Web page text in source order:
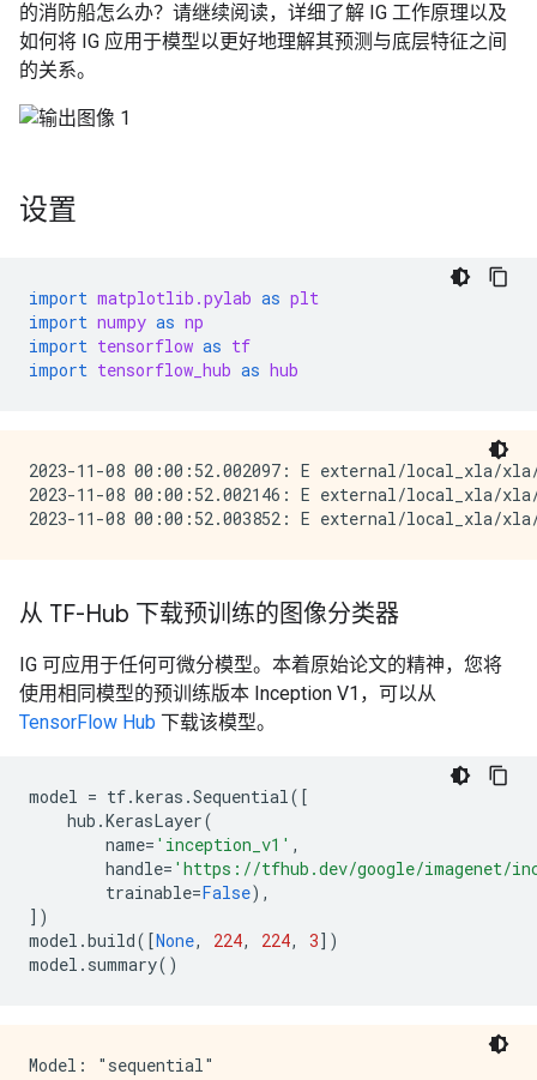
的消防船怎么办？请继续阅读，详细了解 IG 工作原理以及
如何将 IG 应用于模型以更好地理解其预测与底层特征之间
的关系。
设置
import matplotlib.pylab as plt
import numpy as np
import tensorflow as tf
import tensorflow_hub as hub
2023-11-08 00:00:52.002097: E external/local_xla/
2023-11-08 00:00:52.002146: E external/local_xla/
从 TF-Hub 下载预训练的图像分类器
IG 可应用于任何可微分模型。本着原始论文的精神，您将
使用相同模型的预训练版本 Inception V1，可以从
TensorFlow Hub 下载该模型。
model = tf.keras .Sequential([
hub .KerasLayer(
name= 'inception_v1' ,
handle= 'https://tfhub.dev/google/imagenet/
trainable=False),
])
model .build([None, 224, 224, 3])
model . summary()
Model: "sequential"